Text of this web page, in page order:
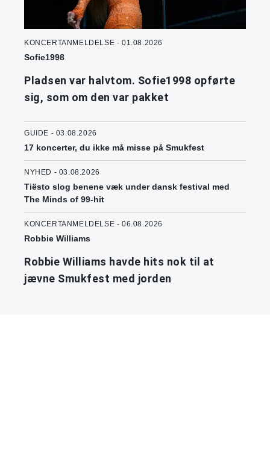
KONCERTANMELDELSE - 01.08.2026
Sofie1998
Pladsen var halvtom. Sofie1998 opførte
sig, som om den var pakket
GUIDE - 03.08.2026
17 koncerter, du ikke må misse på Smukfest
NYHED - 03.08.2026
Tiësto slog benene væk under dansk festival med
The Minds of 99-hit
KONCERTANMELDELSE - 06.08.2026
Robbie Williams
Robbie Williams havde hits nok til at
jævne Smukfest med jorden